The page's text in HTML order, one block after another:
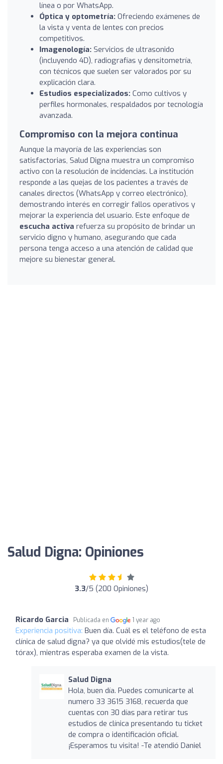
línea o por WhatsApp.
Óptica y optometría: Ofreciendo exámenes de
la vista y venta de lentes con precios
competitivos.
Imagenología: Servicios de ultrasonido
(incluyendo 4D), radiografías y densitometría,
con técnicos que suelen ser valorados por su
explicación clara.
Estudios especializados: Como cultivos y
perfiles hormonales, respaldados por tecnología
avanzada.
Compromiso con la mejora continua
Aunque la mayoría de las experiencias son
satisfactorias, Salud Digna muestra un compromiso
activo con la resolución de incidencias. La institución
responde a las quejas de los pacientes a través de
canales directos (WhatsApp y correo electrónico),
demostrando interés en corregir fallos operativos y
mejorar la experiencia del usuario. Este enfoque de
escucha activa refuerza su propósito de brindar un
servicio digno y humano, asegurando que cada
persona tenga acceso a una atención de calidad que
mejore su bienestar general.
Salud Digna: Opiniones
3.3/5 (200 Opiniones)
Ricardo Garcia Publicada en 1 year ago
Experiencia positiva: Buen día. Cuál es el teléfono de esta
clínica de salud digna? ya que olvidé mis estudios(tele de
tórax), mientras esperaba examen de la vista.
Salud Digna
Hola, buen día. Puedes comunicarte al
numero 33 3615 3168, recuerda que
cuentas con 30 días para retirar tus
estudios de clínica presentando tu ticket
de compra o identificación oficial.
¡Esperamos tu visita! -Te atendió Daniel